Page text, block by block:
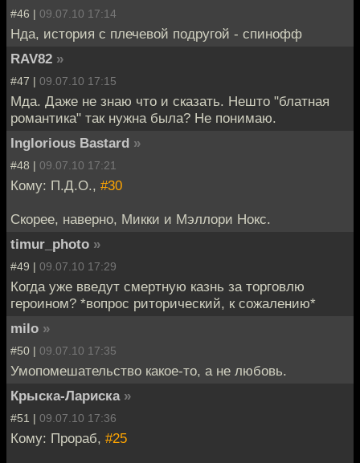
#46 | 09.07.10 17:14
Нда, история с плечевой подругой - спинофф
RAV82 »
#47 | 09.07.10 17:15
Мда. Даже не знаю что и сказать. Нешто "блатная
романтика" так нужна была? Не понимаю.
Inglorious Bastard »
#48 | 09.07.10 17:21
Кому: П.Д.О., #30
Скорее, наверно, Микки и Мэллори Нокс.
timur_photo »
#49 | 09.07.10 17:29
Когда уже введут смертную казнь за торговлю
героином? *вопрос риторический, к сожалению*
milo »
#50 | 09.07.10 17:35
Умопомешательство какое-то, а не любовь.
Крыска-Лариска »
#51 | 09.07.10 17:36
Кому: Прораб, #25